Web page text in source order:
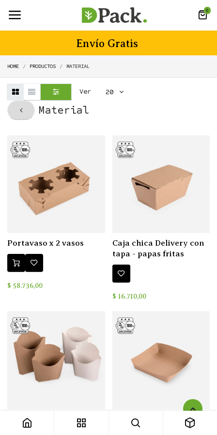
0
Envío Gratis
HOME PRODUCTOS MATERIAL
Material
Ver 20
Portavaso x 2 vasos
$ 58.736,00
Caja chica Delivery con
tapa - papas fritas
$ 16.710,00
Estuche Papas Fritas -
Cartulina Liner y
5
Bandeja Food Truck
(Armada)